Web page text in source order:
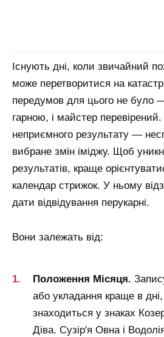
Існують дні, коли звичайний
може перетворитися на
передумов для цього не було
гарною, і майстер
неприємного результату —
вибране змін іміджу. Щоб
результатів, краще
календар стрижок. У ньому
дати відвідування перукарні.
Вони залежать від:
Положення Місяця.
або укладання краще в
знаходиться у знаках
Діва. Сузір'я Овна і